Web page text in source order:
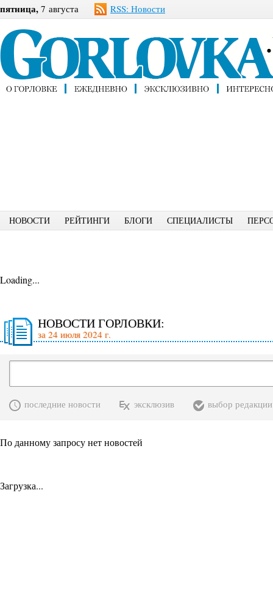
пятница, 7 августа RSS: Новости
НОВОСТИ РЕЙТИНГИ БЛОГИ СПЕЦИАЛИСТЫ
Loading...
НОВОСТИ ГОРЛОВКИ:
за 24 июля 2024 г.
последние новости эксклюзив выбор редакции
По данному запросу нет новостей
Загрузка...